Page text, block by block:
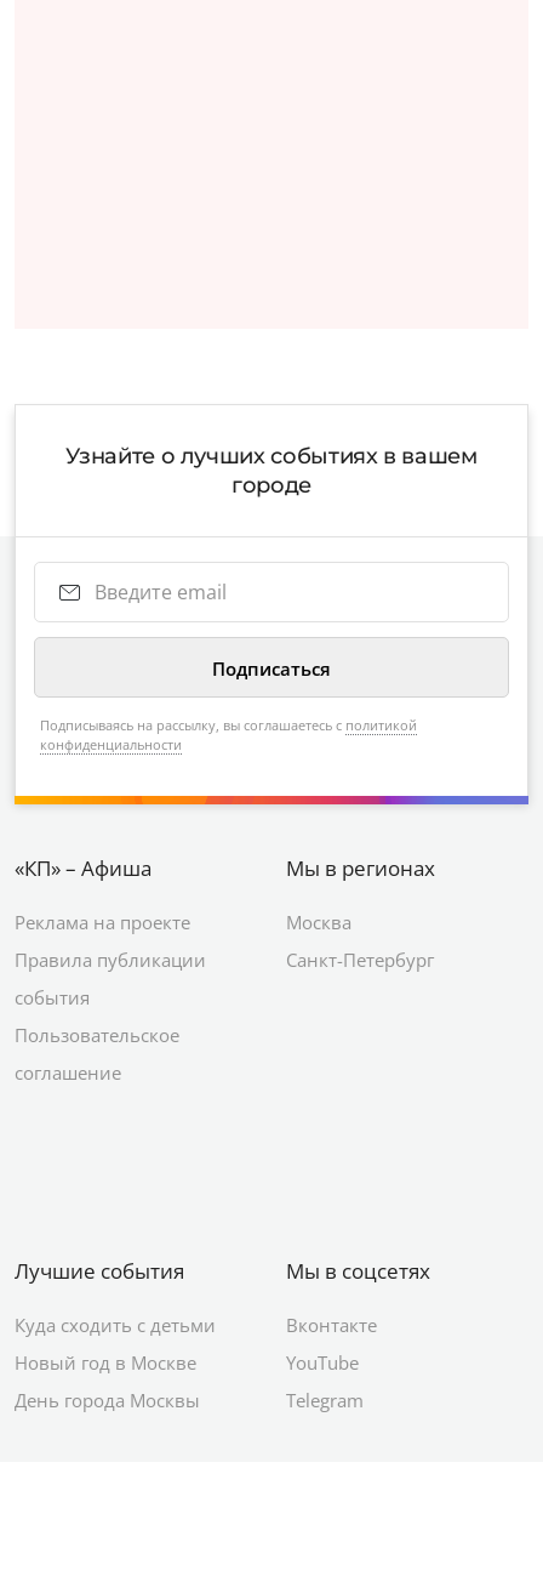
Узнайте о лучших событиях в вашем
городе
Подписываясь на рассылку, вы соглашаетесь с политикой
конфиденциальности
«КП» – Афиша
Реклама на проекте
Правила публикации
события
Пользовательское
соглашение
Мы в регионах
Москва
Санкт-Петербург
Лучшие события
Куда сходить с детьми
Новый год в Москве
День города Москвы
Мы в соцсетях
Вконтакте
YouTube
Telegram